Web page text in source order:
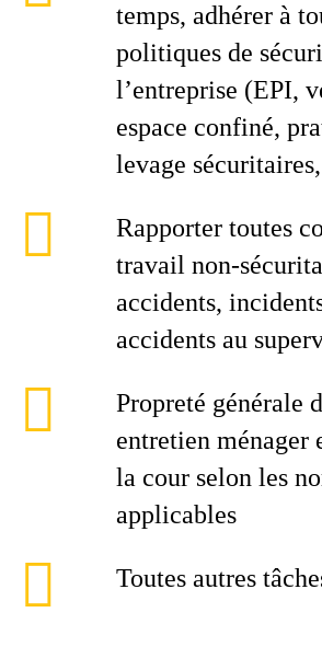
temps, adhérer à
politiques de
l’entreprise (EPI,
espace confiné,
levage
Rapporter toutes
travail non-
accidents,
accidents au
Propreté générale
entretien ménager
la cour selon les
applicables
Toutes autres